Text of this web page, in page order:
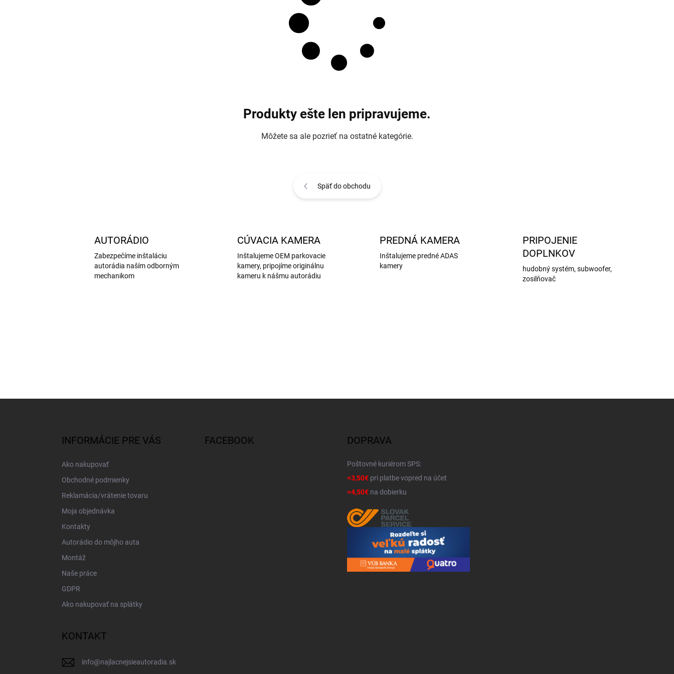
Produkty ešte len pripravujeme.
Môžete sa ale pozrieť na ostatné kategórie.
Späť do obchodu
AUTORÁDIO
Zabezpečíme inštaláciu
autorádia naším odborným
mechanikom
CÚVACIA KAMERA
Inštalujeme OEM parkovacie
kamery, pripojíme originálnu
kameru k nášmu autorádiu
PREDNÁ KAMERA
Inštalujeme predné ADAS
kamery
PRIPOJENIE
DOPLNKOV
hudobný systém, subwoofer,
zosilňovač
INFORMÁCIE PRE VÁS
Ako nakupovať
Obchodné podmienky
Reklamácia/vrátenie tovaru
Moja objednávka
Kontakty
Autorádio do môjho auta
Montáž
Naše práce
GDPR
Ako nakupovať na splátky
FACEBOOK DOPRAVA
Poštovné kuriérom SPS:
=3,50€ pri platbe vopred na účet
=4,50€ na dobierku
KONTAKT
info@najlacnejsieautoradia.sk